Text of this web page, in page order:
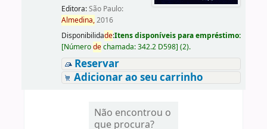
Editora:São Paulo:
Almedina,2016
Disponibilidade:Itens disponíveis para empréstimo:
[Númerodechamada:342.2 D598] (2).
Reservar
Adicionar ao seu carrinho
Não encontrou o
que procura?